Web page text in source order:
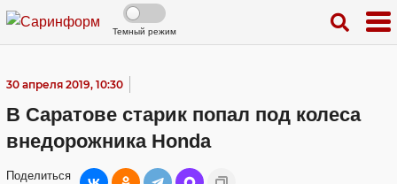
Темный режим
30 апреля 2019, 10:30
В Саратове старик попал под колеса
внедорожника Honda
Поделиться